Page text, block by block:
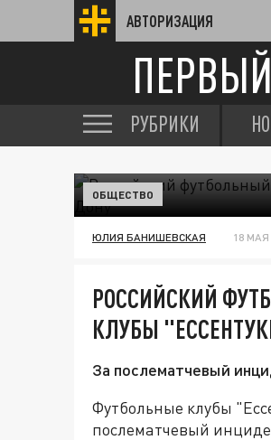
АВТОРИЗАЦИЯ
РУБРИКИ
ОБЩЕСТВО
ЮЛИЯ БАНИШЕВСКАЯ 18 МАЯ
РОССИЙСКИЙ
КЛУБЫ
За послематчевый
Футбольные клубы
послематчевый